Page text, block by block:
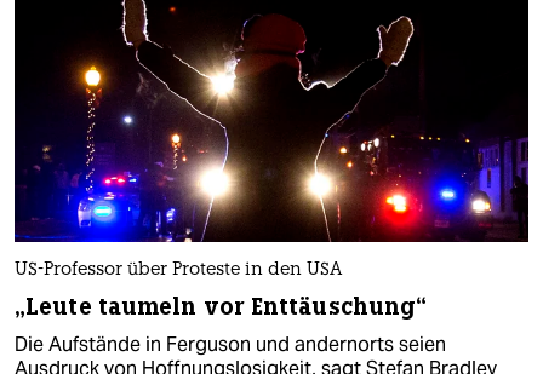
US-Professor über Proteste in den USA
„Leute taumeln vor Enttäuschung“
Die Aufstände in Ferguson und andernorts seien
Ausdruck von Hoffnungslosigkeit, sagt Stefan Bradley